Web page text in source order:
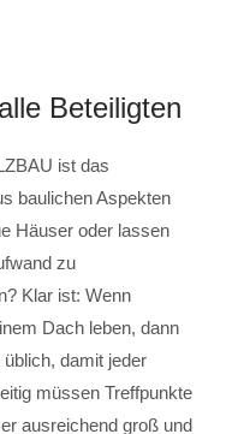
Beteiligten
ist das
baulichen Aspekten
Häuser oder lassen
zu
Klar ist: Wenn
Dach leben, dann
damit jeder
müssen Treffpunkte
ausreichend groß und